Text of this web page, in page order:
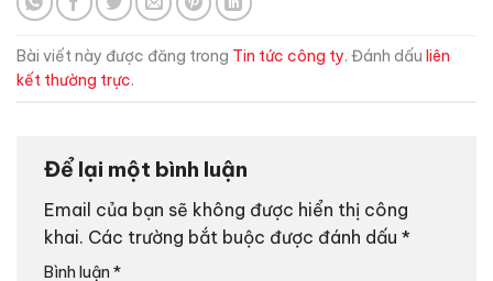
Bài viết này được đăng trong Tin tức công ty. Đánh dấu liên
kết thường trực.
Để lại một bình luận
Email của bạn sẽ không được hiển thị công
khai. Các trường bắt buộc được đánh dấu *
Bình luận *